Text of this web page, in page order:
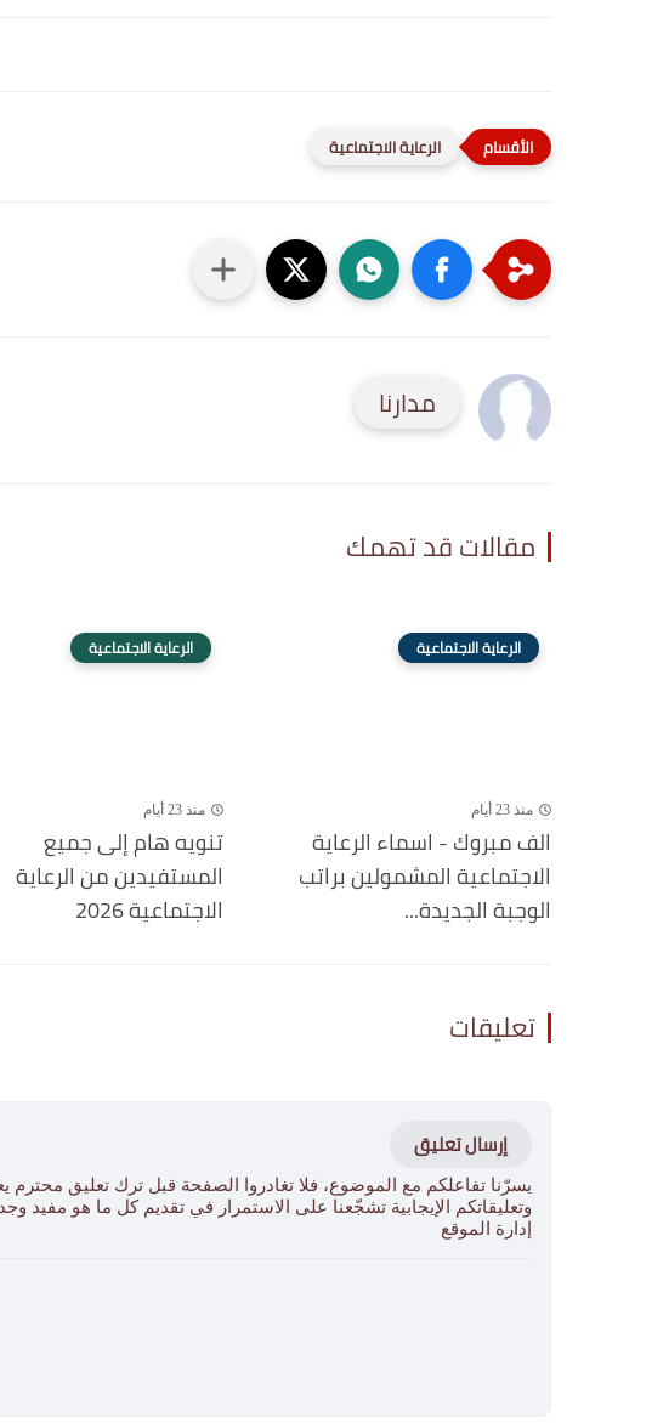
الرعاية الاجتماعية
مدارنا
مقالات قد تهمك
الرعاية الاجتماعية
منذ 23 أيام
الف مبروك - اسماء الرعاية
الاجتماعية المشمولين براتب
الوجبة الجديدة...
الرعاية الاجتماعية
منذ 23 أيام
تنويه هام إلى جميع
المستفيدين من الرعاية
الاجتماعية 2026
تعليقات
إرسال تعليق
يسرّنا تفاعلكم مع الموضوع، فلا تغادروا الصفحة قبل ترك تعليق محترم
وتعليقاتكم الإيجابية تشجّعنا على الاستمرار في تقديم كل ما هو مفيد
إدارة الموقع